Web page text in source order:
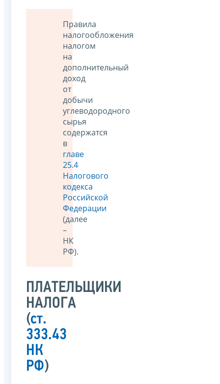
Правила
налогообложения
налогом
на
дополнительный
доход
от
добычи
углеводородного
сырья
содержатся
в
главе
25.4
Налогового
кодекса
Российской
Федерации
(далее
–
НК
РФ).
ПЛАТЕЛЬЩИКИ
НАЛОГА
(ст.
333.43
НК
РФ)